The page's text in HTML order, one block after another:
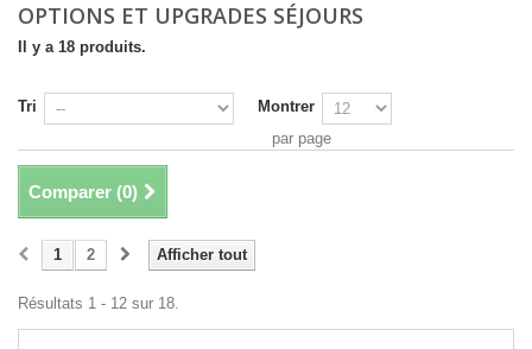
OPTIONS ET UPGRADES SÉJOURS
Il y a 18 produits.
Tri
Montrer
par page
Comparer (0)
Afficher tout
1 2
Résultats 1 - 12 sur 18.